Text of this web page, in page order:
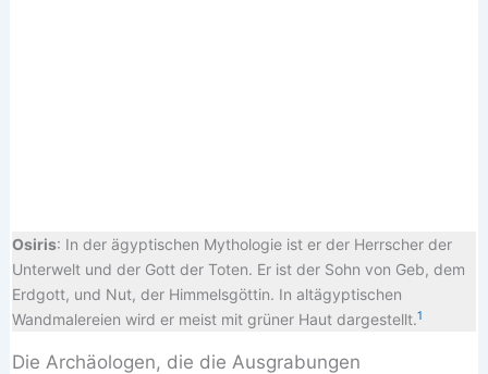
Osiris: In der ägyptischen Mythologie ist er der Herrscher der
Unterwelt und der Gott der Toten. Er ist der Sohn von Geb, dem
Erdgott, und Nut, der Himmelsgöttin. In altägyptischen
Wandmalereien wird er meist mit grüner Haut dargestellt.1
Die Archäologen, die die Ausgrabungen